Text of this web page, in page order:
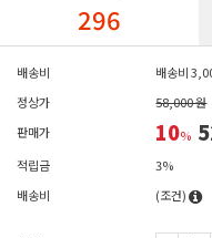
296
배송비
배송비
정상가
58,000 원
판매가
10%
적립금
3%
배송비
(조건)